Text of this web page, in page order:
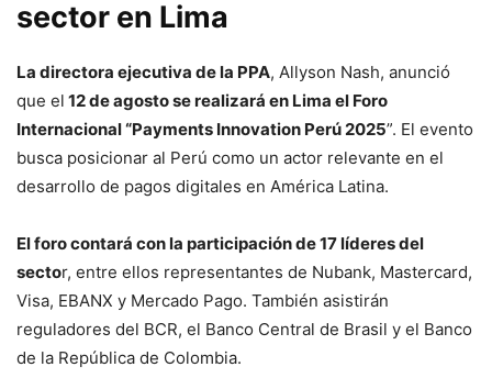
sector en Lima
La directora ejecutiva de la PPA, Allyson Nash, anunció
que el 12 de agosto se realizará en Lima el Foro
Internacional “Payments Innovation Perú 2025”. El evento
busca posicionar al Perú como un actor relevante en el
desarrollo de pagos digitales en América Latina.
El foro contará con la participación de 17 líderes del
sector, entre ellos representantes de Nubank, Mastercard,
Visa, EBANX y Mercado Pago. También asistirán
reguladores del BCR, el Banco Central de Brasil y el Banco
de la República de Colombia.